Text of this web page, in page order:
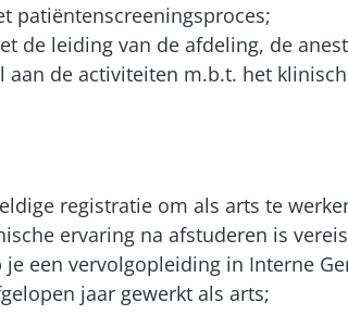
patiëntenscreeningsproces;
de leiding van de afdeling, de
aan de activiteiten m.b.t. het
registratie om als arts te
ervaring na afstuderen is
een vervolgopleiding in Interne
jaar gewerkt als arts;